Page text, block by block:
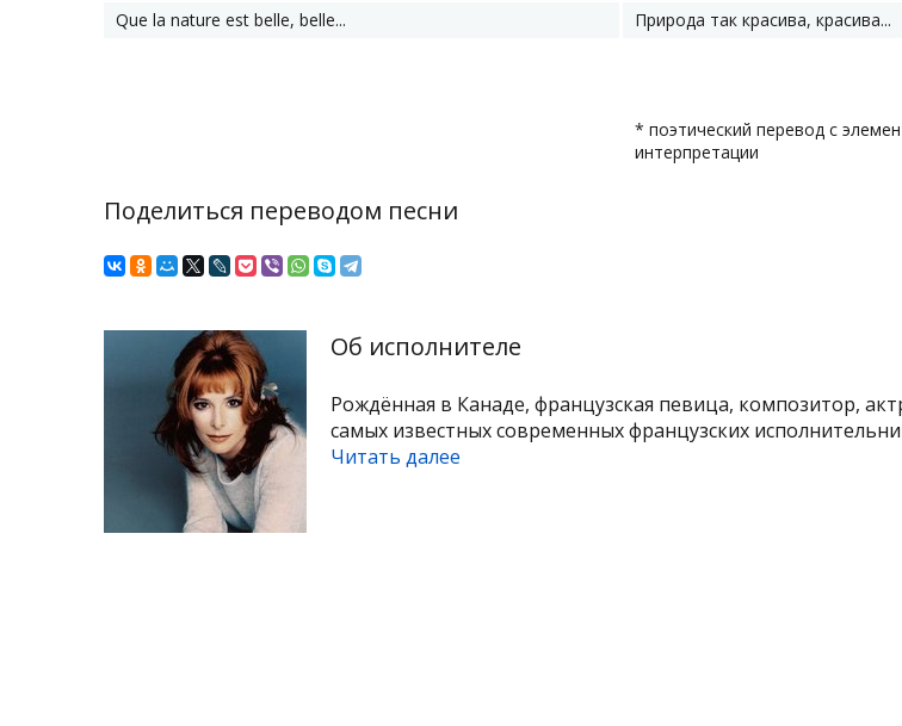
Que la nature est belle, belle...
Природа так красива, красива...
* поэтический перевод с
интерпретации
Поделиться переводом песни
Об исполнителе
Рождённая в Канаде, французская певица, композитор,
самых известных современных французских
Читать далее